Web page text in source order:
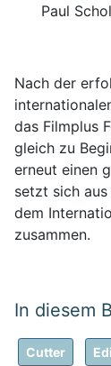
Paul
Nach der
das Filmplus
gleich zu
erneut einen
setzt sich
dem
zusammen.
Cutter